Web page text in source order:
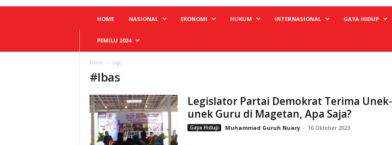
HOME NASIONAL EKONOMI HUKUM INTERNASIONAL GAYA HIDUP
PEMILU 2024
Home Tags
#Ibas
Legislator Partai Demokrat Terima Unek-
unek Guru di Magetan, Apa Saja?
Gaya Hidup Muhammad Guruh Nuary - 16 Oktober 2023